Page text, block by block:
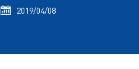
 2019/04/08